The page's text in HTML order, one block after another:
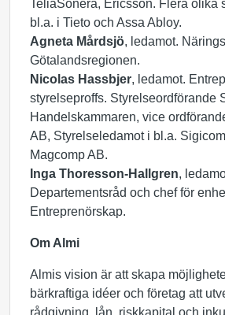
TeliaSonera, Ericsson. Flera olika
bl.a. i Tieto och Assa Abloy.
Agneta Mårdsjö, ledamot.
Götalandsregionen.
Nicolas Hassbjer, ledamot.
styrelseproffs. Styrelseordförande
Handelskammaren, vice
AB, Styrelseledamot i bl.a.
Magcomp AB.
Inga Thoresson-Hallgren,
Departementsråd och chef för
Entreprenörskap.
Om Almi
Almis vision är att skapa
bärkraftiga idéer och företag att
rådgivning, lån, riskkapital och